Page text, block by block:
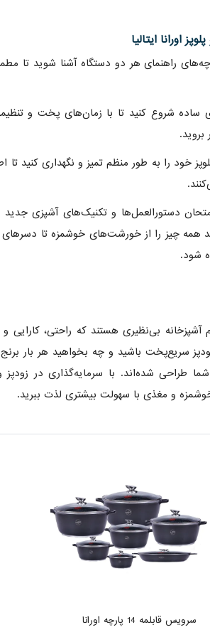
اورانا ایتالیا
راهنمای هر دو دستگاه آشنا شوید تا
ساده شروع کنید تا با زمان‌های پخت و
خود را به طور منظم تمیز و نگهداری کنید
دستورالعمل‌ها و تکنیک‌های آشپزی جدید
همه چیز را از خورشت‌های خوشمزه تا دسرهای
شود.
لوازم آشپزخانه بی‌نظیری هستند که راحتی،
سریع‌پخت باشید و چه بخواهید هر بار برنج
طراحی شده‌اند. با سرمایه‌گذاری در زودپز و
و مغذی با سهولت بیشتری لذت ببرید.
سرویس قابلمه 14 پارچه اورانا